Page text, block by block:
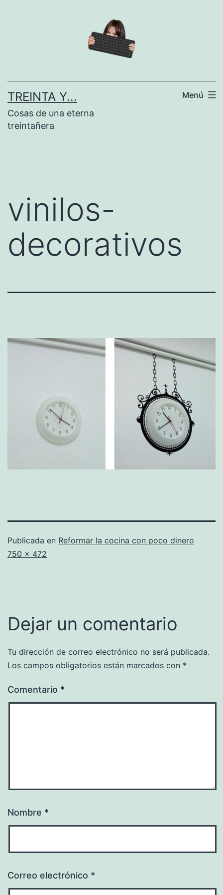
TREINTA Y...
Cosas de una eterna
treintañera
Menú
vinilos-
decorativos
Publicada en Reformar la cocina con poco dinero
Tamaño
750 × 472
Dejar un comentario
Tu dirección de correo electrónico no será publicada.
Los campos obligatorios están marcados con *
Comentario *
Nombre *
Correo electrónico *